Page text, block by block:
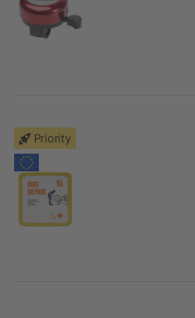
Priority